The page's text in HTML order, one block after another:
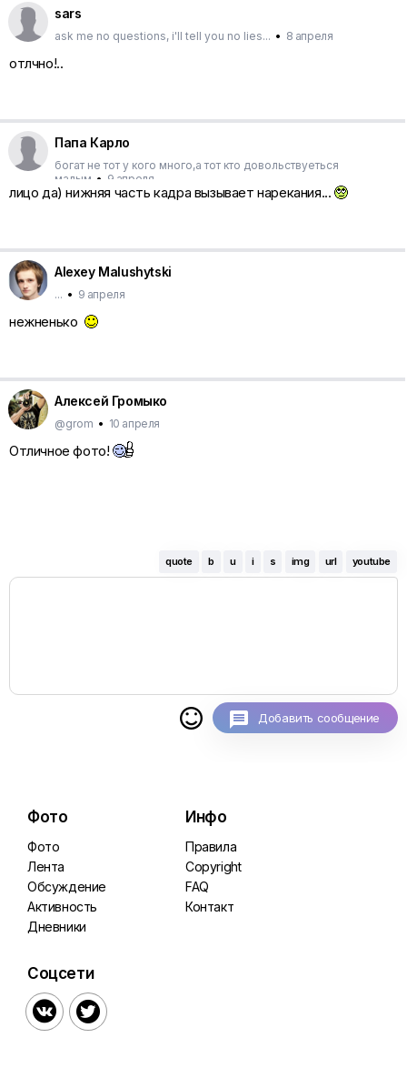
sars
ask me no questions, i'll tell you no lies... • 8 апреля
отлчно!..
Папа Карло
богат не тот у кого много,а тот кто довольствуеться
малым • 9 апреля
лицо да) нижняя часть кадра вызывает нарекания...
Alexey Malushytski
... • 9 апреля
нежненько
Алексей Громыко
@grom • 10 апреля
Отличное фото!
quote b u i s img url youtube
 Добавить сообщение
Фото
Фото
Лента
Обсуждение
Активность
Дневники
Инфо
Правила
Copyright
FAQ
Контакт
Соцсети
 